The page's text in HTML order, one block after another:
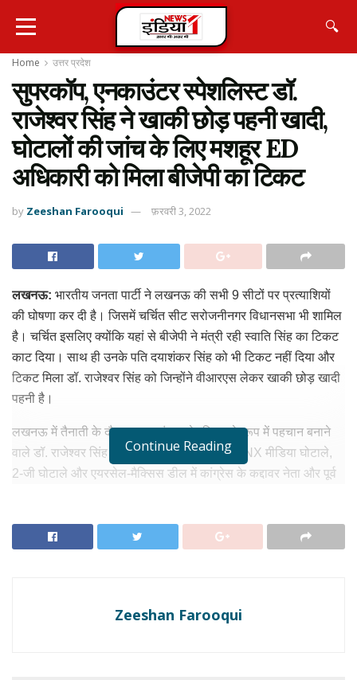
🔍
Home उत्तर प्रदेश
सुपरकॉप, एनकाउंटर स्पेशलिस्ट डॉ.
राजेश्वर सिंह ने खाकी छोड़ पहनी खादी,
घोटालों की जांच के लिए मशहूर ED
अधिकारी को मिला बीजेपी का टिकट
by Zeeshan Farooqui फ़रवरी 3, 2022
लखनऊ: भारतीय जनता पार्टी ने लखनऊ की सभी 9 सीटों पर प्रत्याशियों
की घोषणा कर दी है। जिसमें चर्चित सीट सरोजनीनगर विधानसभा भी शामिल
है। चर्चित इसलिए क्योंकि यहां से बीजेपी ने मंत्री रही स्वाति सिंह का टिकट
काट दिया। साथ ही उनके पति दयाशंकर सिंह को भी टिकट नहीं दिया और
टिकट मिला डॉ. राजेश्वर सिंह को जिन्होंने वीआरएस लेकर खाकी छोड़ खादी
पहनी है।
लखनऊ में तैनाती के दौरान एनकाउंटर स्पेशलिस्ट के रूप में पहचान बनाने
वाले डॉ. राजेश्वर सिंह अब चुनाव मैदान में हैं। इन्होंने INX मीडिया घोटाले,
2-जी घोटाले और एयरसेल-मैक्सिस डील में कांग्रेस के कद्दावर नेता और पूर्व
से 24 हजार करोड़ लेने के आरोप में जेल भिजवा दिया था। एक वक्त पर
Continue Reading
Zeeshan Farooqui